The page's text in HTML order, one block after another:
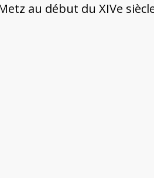
au début du XIVe